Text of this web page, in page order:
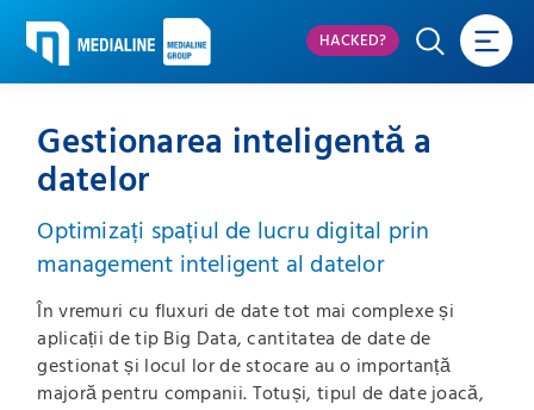
HACKED?
Gestionarea inteligentă a
datelor
Optimizați spațiul de lucru digital prin
management inteligent al datelor
În vremuri cu fluxuri de date tot mai complexe și
aplicații de tip Big Data, cantitatea de date de
gestionat și locul lor de stocare au o importanță
majoră pentru companii. Totuși, tipul de date joacă,